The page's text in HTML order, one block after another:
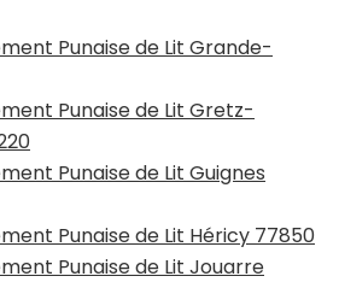
Punaise de Lit Grande-
Punaise de Lit Gretz-
Punaise de Lit Guignes
Punaise de Lit Héricy 77850
Punaise de Lit Jouarre